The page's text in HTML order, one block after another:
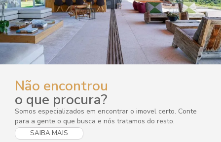
Não encontrou
o que procura?
Somos especializados em encontrar o imovel certo. Conte
para a gente o que busca e nós tratamos do resto.
SAIBA MAIS